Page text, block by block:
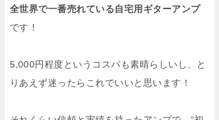
全世界で一番売れている自宅用ギターアンプ
です！
5,000円程度というコスパも素晴らしいし、と
りあえず迷ったらこれでいいと思います！